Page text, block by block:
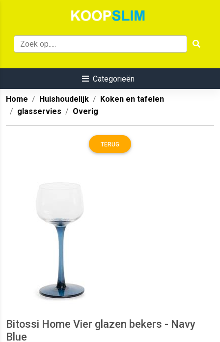
Categorieën
Home Huishoudelijk
Koken en tafelen
glasservies
Overig
TERUG
Bitossi Home Vier glazen bekers - Navy
Blue